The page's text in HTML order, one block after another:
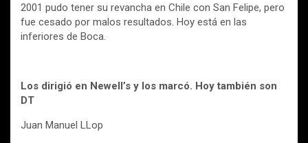
2001 pudo tener su revancha en Chile con San Felipe, pero
fue cesado por malos resultados. Hoy está en las
inferiores de Boca.
Los dirigió en Newell’s y los marcó. Hoy también son
DT
Juan Manuel LLop